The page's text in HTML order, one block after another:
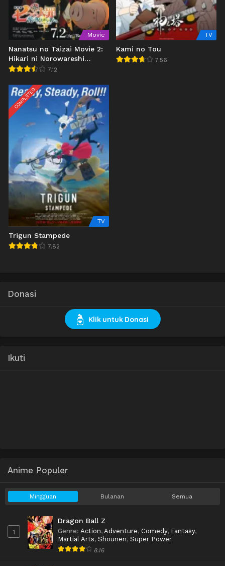
Movie
Nanatsu no Taizai Movie 2:
Hikari ni Norowareshi
Mono-tachi7.12
TV
Kami no Tou
7.56
COMPLETED
TV
Trigun Stampede
7.82
Donasi
Klik untuk Donasi
Ikuti
Anime Populer
Mingguan Bulanan Semua
1
Dragon Ball Z
Genre: Action, Adventure, Comedy, Fantasy,
Martial Arts, Shounen, Super Power
8.16